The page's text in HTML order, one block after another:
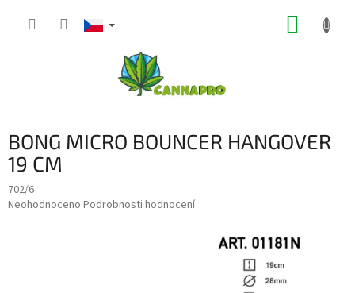
BONG MICRO BOUNCER HANGOVER
19 CM
702/6
Průměrné
Neohodnoceno Podrobnosti hodnocení